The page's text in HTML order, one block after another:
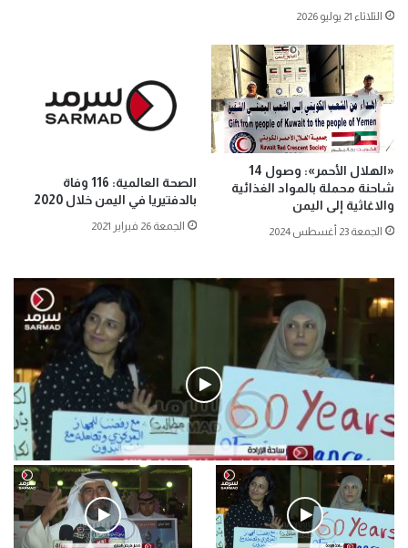
الثلاثاء 21 يوليو 2026
«الهلال الأحمر»: وصول 14
شاحنة محملة بالمواد الغذائية
والاغاثية إلى اليمن
الجمعة 23 أغسطس 2024
الصحة العالمية: 116 وفاة
بالدفتيريا في اليمن خلال 2020
الجمعة 26 فبراير 2021
فيديو
.وقفة احتجاجية رمزية لـ”#البدون” في ساحة الإرادة 4-5-2019.
الأحد 5 مايو 2019